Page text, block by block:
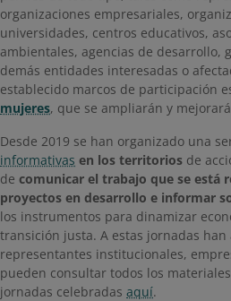
organizaciones empresariales,
universidades, centros educativos,
ambientales, agencias de desarrollo,
demás entidades interesadas o
establecido marcos de participación
mujeres,​ ​que se ampliarán y
Desde 2019 se han organizado una
informativas en los territorios de
de comunicar el trabajo que se está
proyectos en desarrollo e informar
los instrumentos para dinamizar
transición justa. A estas jornadas han
representantes institucionales,
pueden consultar todos los
jornadas celebradas aquí.